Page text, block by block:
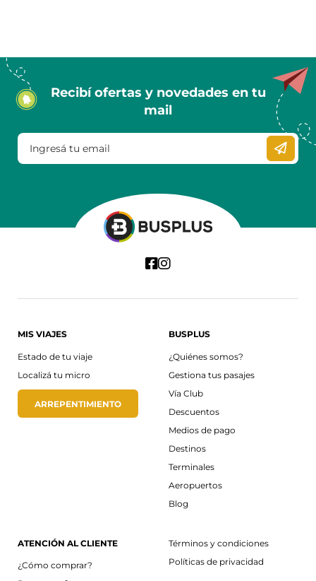
Recibí ofertas y novedades en tu
mail
MIS VIAJES
Estado de tu viaje
Localizá tu micro
ARREPENTIMIENTO
BUSPLUS
¿Quiénes somos?
Gestiona tus pasajes
Vía Club
Descuentos
Medios de pago
Destinos
Terminales
Aeropuertos
Blog
ATENCIÓN AL CLIENTE
¿Cómo comprar?
Términos y condiciones
Políticas de privacidad